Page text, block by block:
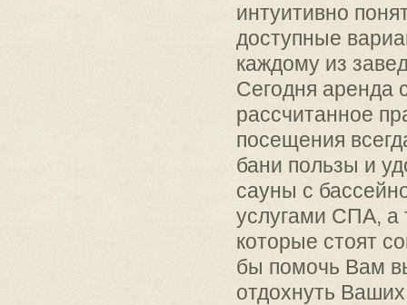
интуитивно
доступные
каждому из
Сегодня аренда
рассчитанное
посещения
бани пользы и
сауны с
услугами СПА, а
которые стоят
бы помочь Вам
отдохнуть